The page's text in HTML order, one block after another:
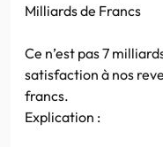
Milliards de Francs
Ce n’est pas 7
satisfaction à nos
francs.
Explication :